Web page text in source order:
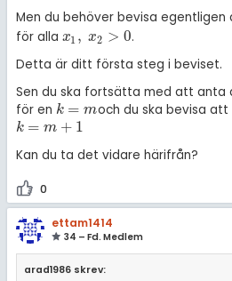
Men du behöver bevisa egentligen
för alla x1 , x2 > 0
x1, x 2>0
.
Detta är ditt första steg i beviset.
Sen du ska fortsätta med att
för en k = m
k=m och du ska bevisa
k = m + 1
k=m +1
Kan du ta det vidare härifrån?
0
ettam1414
34 – Fd. Medlem
arad1986 skrev: